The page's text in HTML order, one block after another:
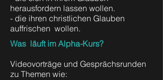
herausfordern lassen wollen.
- die ihren christlichen Glauben
auffrischen wollen.
Was läuft im Alpha-Kurs?
Videovorträge und Gesprächsrunden
zu Themen wie: